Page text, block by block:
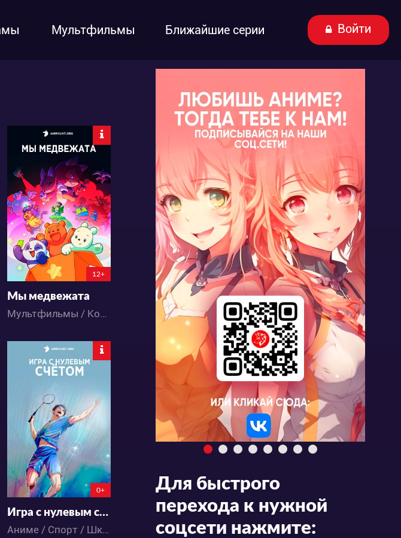
Мультфильмы Ближайшие серии Войти
14707
21 9
12+
Мы медвежата
Мультфильмы / Комедия / Приключения / Фэнтези
45150
30 15
0+
Игра с нулевым счётом
Аниме / Спорт / Школа
Для быстрого
перехода к нужной
соцсети нажмите: